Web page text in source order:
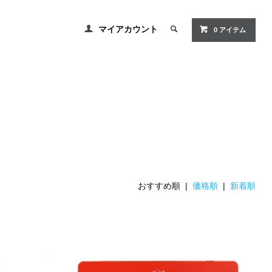
マイアカウント 0 アイテム
おすすめ順 |価格順 | 新着順